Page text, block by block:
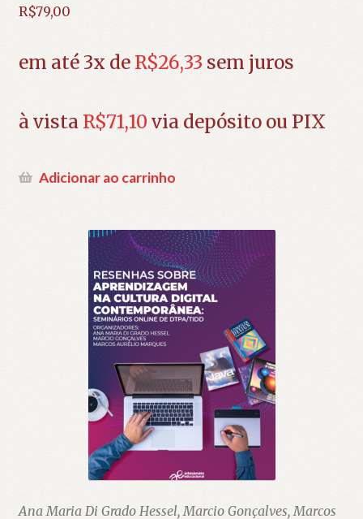
R$79,00
em até 3x de R$26,33 sem juros
à vista R$71,10 via depósito ou PIX
Adicionar ao carrinho
Ana Maria Di Grado Hessel, Marcio Gonçalves, Marcos